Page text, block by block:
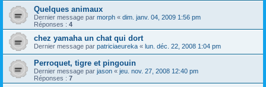
Quelques animaux
Dernier message par morph « dim. janv. 04, 2009 1:56 pm
Réponses : 4
chez yamaha un chat qui dort
Dernier message par patriciaeureka « lun. déc. 22, 2008 1:04 pm
Perroquet, tigre et pingouin
Dernier message par jason « jeu. nov. 27, 2008 12:40 pm
Réponses : 7